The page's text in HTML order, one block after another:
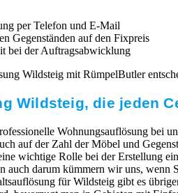
per Telefon und E-Mail
Gegenständen auf den Fixpreis
bei der Auftragsabwicklung
Wildsteig mit RümpelButler
Wildsteig, die jeden
Wohnungsauflösung bei
auf der Zahl der Möbel und
wichtige Rolle bei der Erstellung
auch darum kümmern wir uns,
für Wildsteig gibt es
1